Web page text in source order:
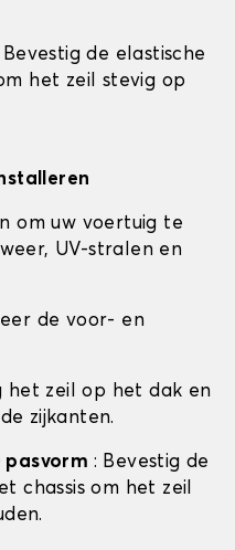
Bevestig de elastische
het zeil stevig op
om uw voertuig te
UV-stralen en
de voor- en
het zeil op het dak en
zijkanten.
pasvorm : Bevestig de
chassis om het zeil